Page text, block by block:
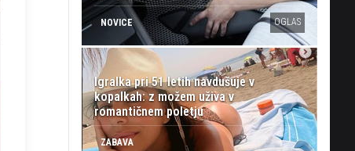
NOVICE OGLAS
Igralka pri 51 letih navdušuje v
kopalkah: z možem uživa v
romantičnem poletju
ZABAVA